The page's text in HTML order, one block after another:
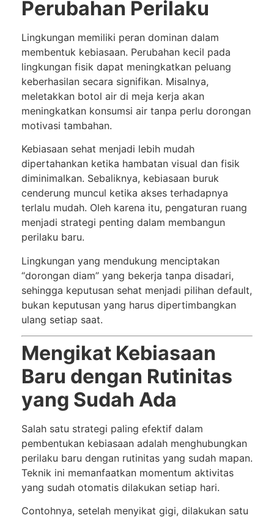
Perubahan Perilaku
Lingkungan memiliki peran dominan dalam
membentuk kebiasaan. Perubahan kecil pada
lingkungan fisik dapat meningkatkan peluang
keberhasilan secara signifikan. Misalnya,
meletakkan botol air di meja kerja akan
meningkatkan konsumsi air tanpa perlu dorongan
motivasi tambahan.
Kebiasaan sehat menjadi lebih mudah
dipertahankan ketika hambatan visual dan fisik
diminimalkan. Sebaliknya, kebiasaan buruk
cenderung muncul ketika akses terhadapnya
terlalu mudah. Oleh karena itu, pengaturan ruang
menjadi strategi penting dalam membangun
perilaku baru.
Lingkungan yang mendukung menciptakan
“dorongan diam” yang bekerja tanpa disadari,
sehingga keputusan sehat menjadi pilihan default,
bukan keputusan yang harus dipertimbangkan
ulang setiap saat.
Mengikat Kebiasaan
Baru dengan Rutinitas
yang Sudah Ada
Salah satu strategi paling efektif dalam
pembentukan kebiasaan adalah menghubungkan
perilaku baru dengan rutinitas yang sudah mapan.
Teknik ini memanfaatkan momentum aktivitas
yang sudah otomatis dilakukan setiap hari.
Contohnya, setelah menyikat gigi, dilakukan satu